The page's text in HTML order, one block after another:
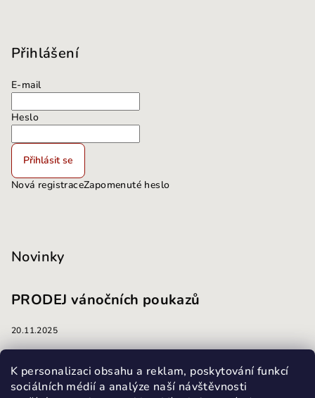
K personalizaci obsahu a reklam, poskytování funkcí
sociálních médií a analýze naší návštěvnosti
Přihlášení
E-mail
Heslo
Přihlásit se
Nová registraceZapomenuté heslo
Novinky
PRODEJ vánočních poukazů
20.11.2025
masáže